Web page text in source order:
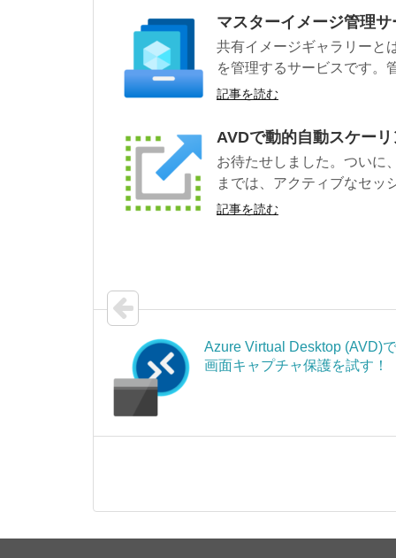
マスターイメージ管理
共有イメージギャラリーと
を管理するサービスです。
記事を読む
AVDで動的自動スケー
お待たせしました。ついに
までは、アクティブなセッ
記事を読む
Azure Virtual Desktop (AVD)で
画面キャプチャ保護を試す！